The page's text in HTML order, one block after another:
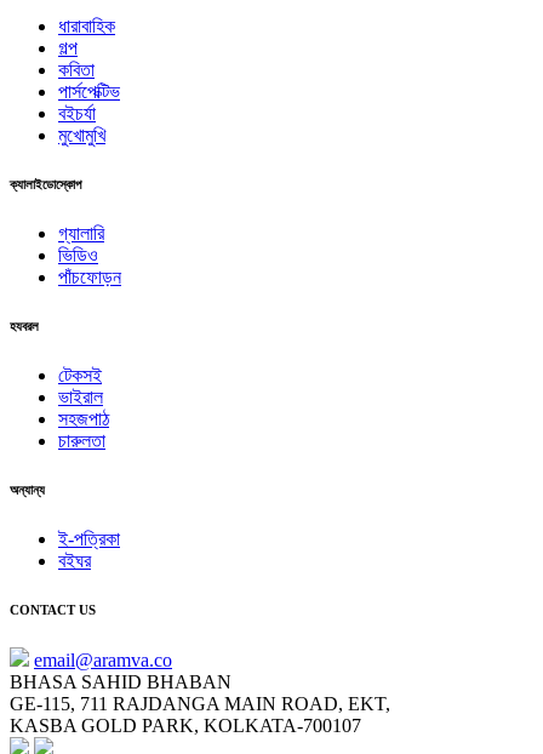
ধারাবাহিক
গল্প
কবিতা
পার্সপেক্টিভ
বইচর্যা
মুখোমুখি
ক্যালাইডোস্কোপ
গ্যালারি
ভিডিও
পাঁচফোড়ন
হযবরল
টেকসই
ভাইরাল
সহজপাঠ
চারুলতা
অন্যান্য
ই-পত্রিকা
বইঘর
CONTACT US
email@aramva.co
BHASA SAHID BHABAN
GE-115, 711 RAJDANGA MAIN ROAD, EKT,
KASBA GOLD PARK, KOLKATA-700107